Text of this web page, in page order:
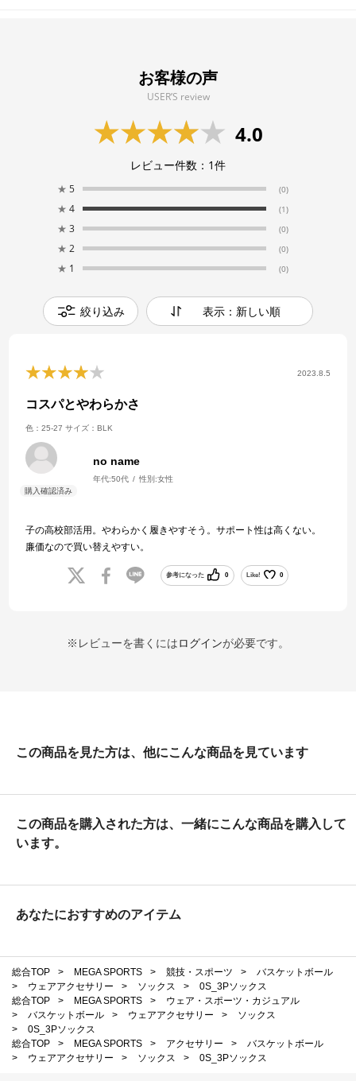
お客様の声
USER’S review
4.0
レビュー件数： 1件
★ 5 (0)
★ 4 (1)
★ 3 (0)
★ 2 (0)
★ 1 (0)
絞り込み 表示：新しい順
2023.8.5
コスパとやわらかさ
色：25-27 サイズ：BLK
no name
年代:50代 性別:女性
子の高校部活用。やわらかく履きやすそう。サポート性は高くない。
廉価なので買い替えやすい。
参考になった 0 Like! 0
※レビューを書くにはログインが必要です。
この商品を見た方は、他にこんな商品を見ています
この商品を購入された方は、一緒にこんな商品を購入して
います。
あなたにおすすめのアイテム
総合TOP > MEGA SPORTS > 競技・スポーツ >
バスケットボール
>
ウェアアクセサリー > ソックス >
0S_3Pソックス
総合TOP
> MEGA SPORTS >
ウェア・スポーツ・カジュアル
>
バスケットボール > ウェアアクセサリー >
ソックス
>
0S_3Pソックス
総合TOP
> MEGA SPORTS > アクセサリー >
バスケットボール
>
ウェアアクセサリー > ソックス > 0S_3Pソックス